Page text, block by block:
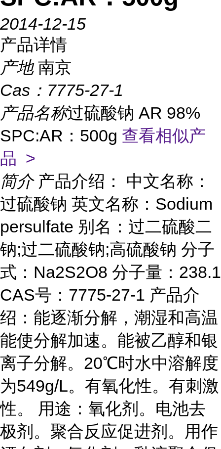
2014-12-15
产品详情
产地 南京
Cas： 7775-27-1
产品名称过硫酸钠 AR 98%
SPC:AR：500g 查看相似产
品 >
简介 产品介绍： 中文名称：
过硫酸钠 英文名称：Sodium
persulfate 别名：过二硫酸二
钠;过二硫酸钠;高硫酸钠 分子
式：Na2S2O8 分子量：238.1
CAS号：7775-27-1 产品介
绍：能逐渐分解，潮湿和高温
能使分解加速。能被乙醇和银
离子分解。20℃时水中溶解度
为549g/L。有氧化性。有刺激
性。 用途：氧化剂。电池去
极剂。聚合反应促进剂。用作